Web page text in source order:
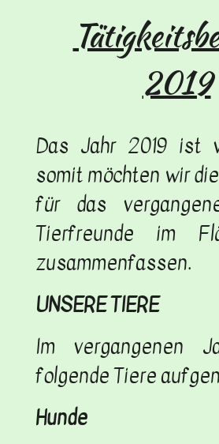
2019
Das Jahr 2019 ist
somit möchten wir
für das
Tierfreunde im
zusammenfassen.
UNSERE TIERE
Im vergangenen
folgende Tiere
Hunde